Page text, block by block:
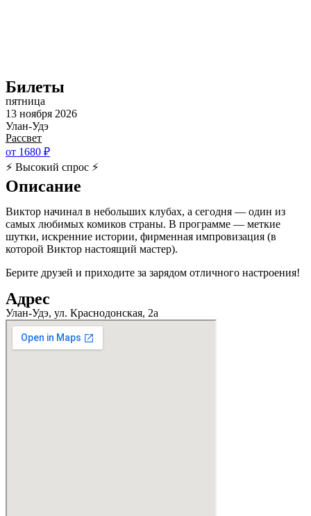
Билеты
пятница
13 ноября 2026
Улан-Удэ
Рассвет
от 1680 ₽
⚡ Высокий спрос ⚡
Описание
Виктор начинал в небольших клубах, а сегодня — один из
самых любимых комиков страны. В программе — меткие
шутки, искренние истории, фирменная импровизация (в
которой Виктор настоящий мастер).
Берите друзей и приходите за зарядом отличного настроения!
Адрес
Улан-Удэ, ул. Краснодонская, 2а